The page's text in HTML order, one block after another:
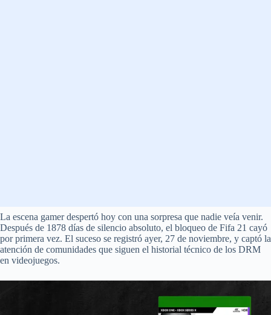
La escena gamer despertó hoy con una sorpresa que nadie veía venir.
Después de 1878 días de silencio absoluto, el bloqueo de Fifa 21 cayó
por primera vez. El suceso se registró ayer, 27 de noviembre, y captó la
atención de comunidades que siguen el historial técnico de los DRM
en videojuegos.